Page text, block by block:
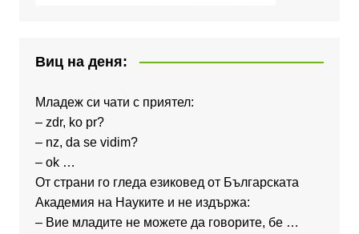
Виц на деня:
Младеж си чати с приятел:
– zdr, ko pr?
– nz, da se vidim?
– ok …
От страни го гледа езиковед от Българската
Академия на Науките и не издържа:
– Вие младите не можете да говорите, бе …